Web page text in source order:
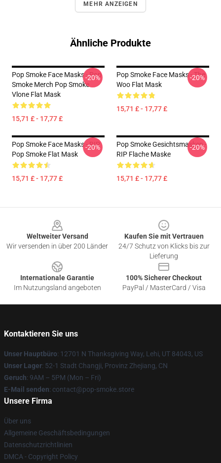
MEHR ANZEIGEN
Ähnliche Produkte
Pop Smoke Face Masks - Pop
Smoke Merch Pop Smoke
Vlone Flat Mask
15,71 £ - 17,77 £
-20%
Pop Smoke Face Masks - The
Woo Flat Mask
15,71 £ - 17,77 £
-20%
Pop Smoke Face Masks - RIP
Pop Smoke Flat Mask
15,71 £ - 17,77 £
-20%
Pop Smoke Gesichtsmasken -
RIP Flache Maske
15,71 £ - 17,77 £
-20%
Weltweiter Versand
Wir versenden in über 200 Länder
Kaufen Sie mit Vertrauen
24/7 Schutz von Klicks bis zur
Lieferung
Internationale Garantie
Im Nutzungsland angeboten
100% Sicherer Checkout
PayPal / MasterCard / Visa
Kontaktieren Sie uns
Unser Hauptbüro: 12701 N Thanksgiving Way, Lehi, UT 84043, US
Unser Lager: 52-1 Stadt Changji, Provinz Zhejiang, CN
Geruch: 9AM – 5PM (Mon – Fri)
E-Mail senden: contact@pop-smoke.store
Unsere Firma
Über uns
Allgemeine Geschäftsbedingungen
Datenschutzrichtlinien
DMCA - Copyright Policy